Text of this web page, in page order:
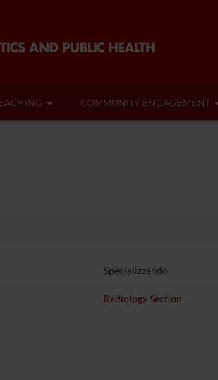
COMMUNITY ENGAGEMENT
Specializzando
Radiology Section